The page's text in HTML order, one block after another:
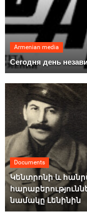
Armenian media
Сегодня день
Documents
Կենտրոնի և
նամակը Լենինին